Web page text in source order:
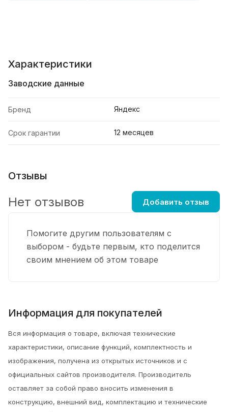
Характеристики
Заводские данные
Бренд Яндекс
Срок гарантии 12 месяцев
Отзывы
Помогите другим пользователям с
выбором - будьте первым, кто поделится
своим мнением об этом товаре
Нет отзывов Добавить отзыв
Информация для покупателей
Вся информация о товаре, включая технические
характеристики, описание функций, комплектность и
изображения, получена из открытых источников и с
официальных сайтов производителя. Производитель
оставляет за собой право вносить изменения в
конструкцию, внешний вид, комплектацию и технические